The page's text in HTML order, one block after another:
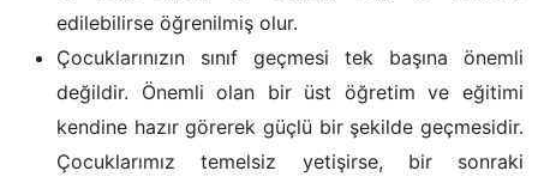
edilebilirse öğrenilmiş olur.
Çocuklarınızın sınıf geçmesi tek başına önemli
değildir. Önemli olan bir üst öğretim ve eğitimi
kendine hazır görerek güçlü bir şekilde geçmesidir.
Çocuklarımız temelsiz yetişirse, bir sonraki